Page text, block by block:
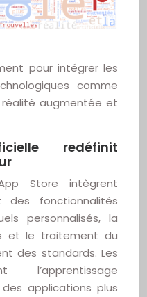
pour intégrer les
comme
réalité augmentée et
redéfinit
Store intègrent
des fonctionnalités
personnalisés, la
et le traitement du
des standards. Les
l’apprentissage
applications plus